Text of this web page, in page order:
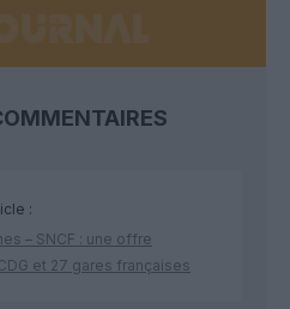
:
– SNCF : une offre
et 27 gares françaises